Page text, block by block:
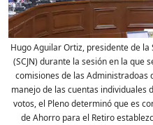
Hugo Aguilar Ortiz, presidente de
(SCJN) durante la sesión en la que
comisiones de las Administradoas
manejo de las cuentas individuales
votos, el Pleno determinó que es
de Ahorro para el Retiro